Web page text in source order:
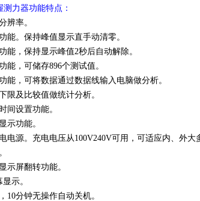
测力器功能特点：
辨率。
能。保持峰值显示直手动清零。
能，保持显示峰值2秒后自动解除。
能，可储存896个测试值。
能，可将数据通过数据线输入电脑做分析。
限及比较值做统计分析。
间设置功能。
示功能。
电源。充电电压从100V240V可用，可适应内、外大
示屏翻转功能。
示。
10分钟无操作自动关机。